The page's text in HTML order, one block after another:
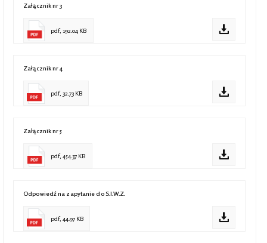
Załącznik nr 3
pdf, 192.04 KB
Załącznik nr 4
pdf, 32.73 KB
Załącznik nr 5
pdf, 454.37 KB
Odpowiedź na zapytanie do S.I.W.Z.
pdf, 44.97 KB